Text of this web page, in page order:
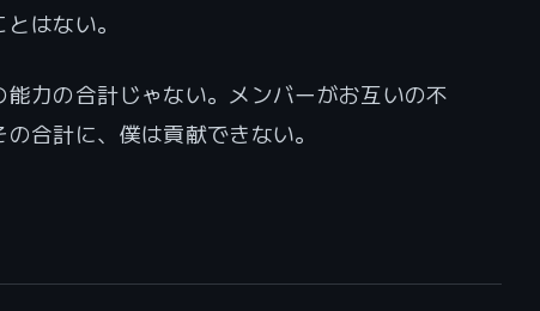
はない。
力の合計じゃない。メンバーがお互いの不
合計に、僕は貢献できない。